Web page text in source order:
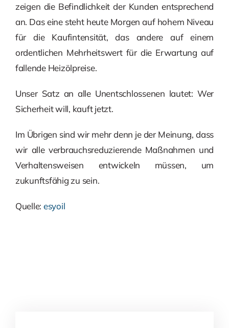
zeigen die Befindlichkeit der Kunden entsprechend
an. Das eine steht heute Morgen auf hohem Niveau
für die Kaufintensität, das andere auf einem
ordentlichen Mehrheitswert für die Erwartung auf
fallende Heizölpreise.
Unser Satz an alle Unentschlossenen lautet: Wer
Sicherheit will, kauft jetzt.
Im Übrigen sind wir mehr denn je der Meinung, dass
wir alle verbrauchsreduzierende Maßnahmen und
Verhaltensweisen entwickeln müssen, um
zukunftsfähig zu sein.
Quelle: esyoil